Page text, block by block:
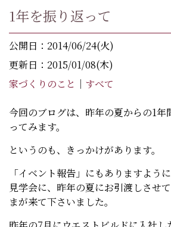
1年を振り返って
公開日：2014/06/24(火)
更新日：2015/01/08(木)
家づくりのこと ｜ すべて
今回のブログは、昨年の夏からの1年
ってみます。
というのも、きっかけがあります。
「イベント報告」にもありますよう
見学会に、昨年の夏にお引渡しさせ
まが来て下さいました。